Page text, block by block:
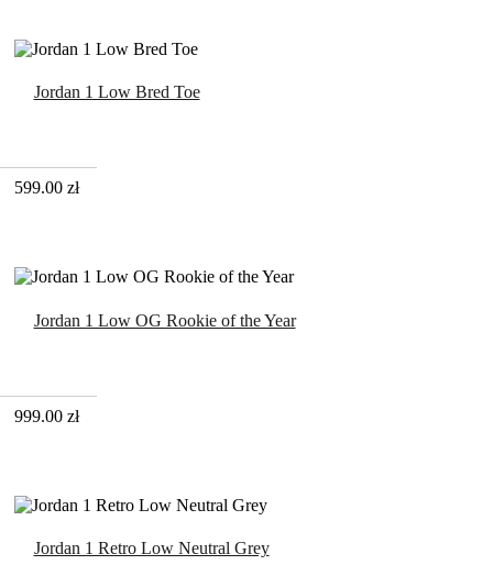
Jordan 1 Low Bred Toe
599.00 zł
Jordan 1 Low OG Rookie of the Year
999.00 zł
Jordan 1 Retro Low Neutral Grey